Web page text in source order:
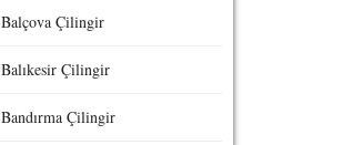
Balçova Çilingir
Balıkesir Çilingir
Bandırma Çilingir